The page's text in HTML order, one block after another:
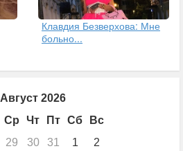
Клавдия Безверхова: Мне
больно...
Август 2026
Ср Чт Пт Сб
Вс
29 30 31 1
2